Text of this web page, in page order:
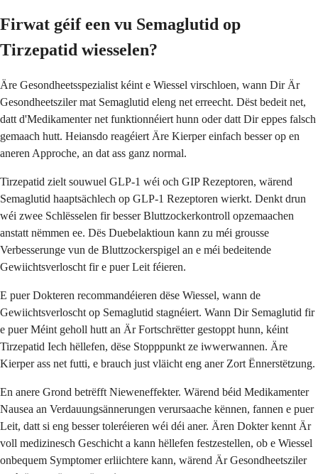
Firwat géif een vu Semaglutid op
Tirzepatid wiesselen?
Äre Gesondheetsspezialist kéint e Wiessel virschloen, wann Dir Är
Gesondheetsziler mat Semaglutid eleng net erreecht. Dëst bedeit net,
datt d'Medikamenter net funktionnéiert hunn oder datt Dir eppes falsch
gemaach hutt. Heiansdo reagéiert Äre Kierper einfach besser op en
aneren Approche, an dat ass ganz normal.
Tirzepatid zielt souwuel GLP-1 wéi och GIP Rezeptoren, wärend
Semaglutid haaptsächlech op GLP-1 Rezeptoren wierkt. Denkt drun
wéi zwee Schlësselen fir besser Bluttzockerkontroll opzemaachen
anstatt nëmmen ee. Dës Duebelaktioun kann zu méi grousse
Verbesserunge vun de Bluttzockerspigel an e méi bedeitende
Gewiichtsverloscht fir e puer Leit féieren.
E puer Dokteren recommandéieren dëse Wiessel, wann de
Gewiichtsverloscht op Semaglutid stagnéiert. Wann Dir Semaglutid fir
e puer Méint geholl hutt an Är Fortschrëtter gestoppt hunn, kéint
Tirzepatid Iech hëllefen, dëse Stopppunkt ze iwwerwannen. Äre
Kierper ass net futti, e brauch just vläicht eng aner Zort Ënnerstëtzung.
En anere Grond betrëfft Nieweneffekter. Wärend béid Medikamenter
Nausea an Verdauungsännerungen verursaache kënnen, fannen e puer
Leit, datt si eng besser toleréieren wéi déi aner. Ären Dokter kennt Är
voll medizinesch Geschicht a kann hëllefen festzestellen, ob e Wiessel
onbequem Symptomer erliichtere kann, wärend Är Gesondheetsziler